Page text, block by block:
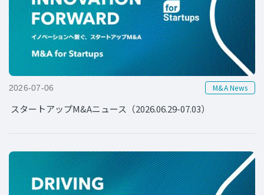
2026-07-06 M&A News
スタートアップM&Aニュース（2026.06.29-07.03）